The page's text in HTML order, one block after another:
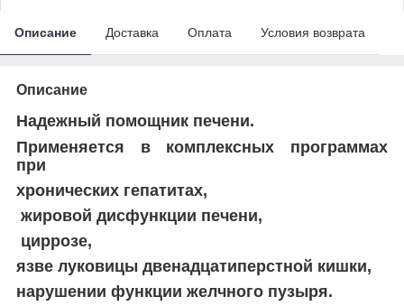
Описание Доставка Оплата Условия возврата
Описание
Надежный помощник печени.
Применяется в комплексных программах
при
хронических гепатитах,
жировой дисфункции печени,
циррозе,
язве луковицы двенадцатиперстной кишки,
нарушении функции желчного пузыря.